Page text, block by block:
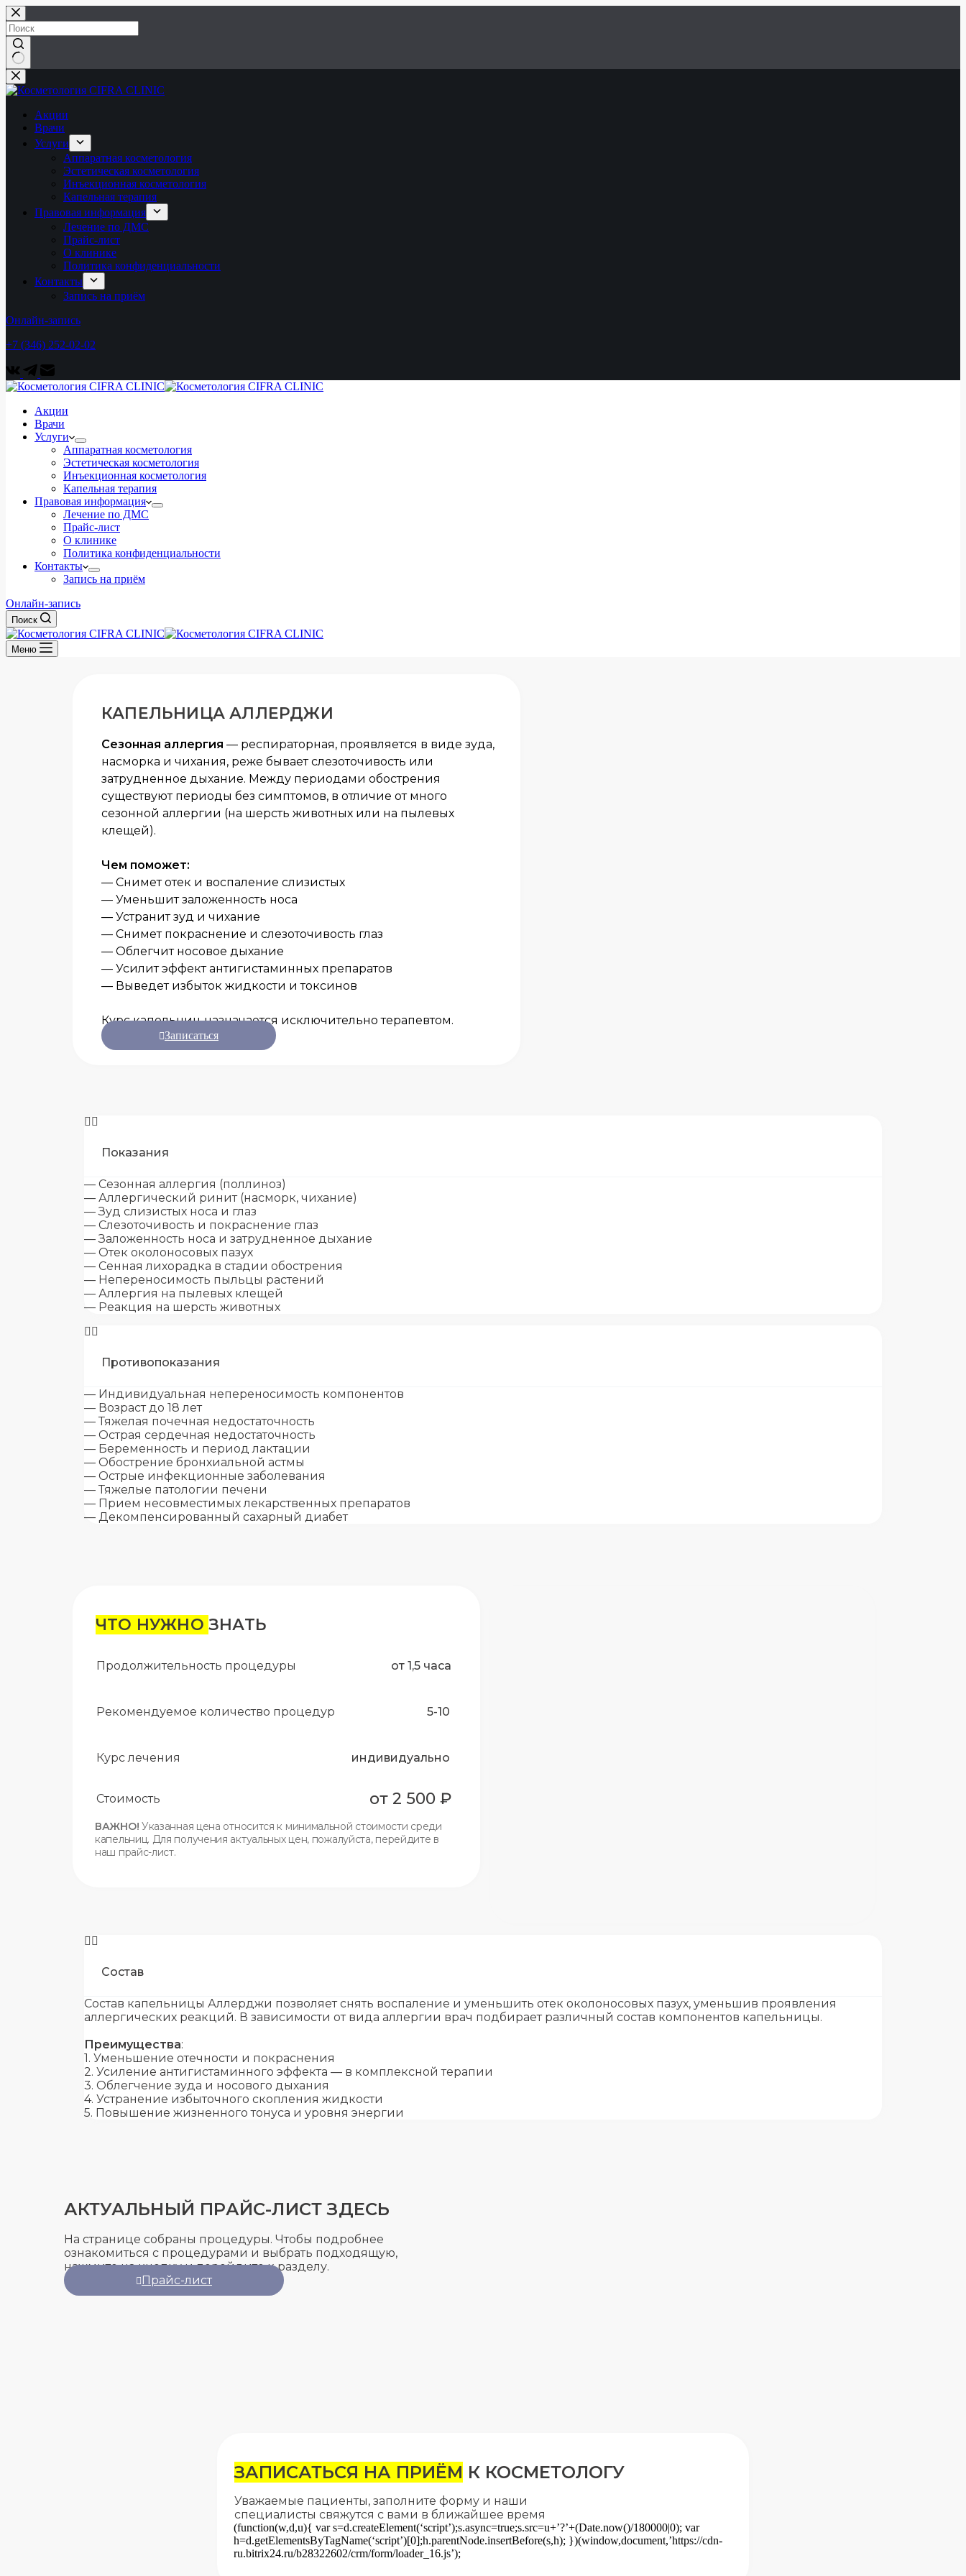
Перейти
к
сути
Ничего
не
Акции
Врачи
Услуги
Аппаратная косметология
Эстетическая косметология
Инъекционная косметология
Капельная терапия
Правовая информация
Лечение по ДМС
Прайс-лист
О клинике
Политика конфиденциальности
Контакты
Запись на приём
Онлайн-запись
+7 (346) 252-02-02
Акции
Врачи
Услуги
Аппаратная косметология
Эстетическая косметология
Инъекционная косметология
Капельная терапия
Правовая информация
Лечение по ДМС
Прайс-лист
О клинике
Политика конфиденциальности
Контакты
Запись на приём
Онлайн-запись
Поиск
Меню
КАПЕЛЬНИЦА АЛЛЕРДЖИ
Сезонная аллергия — респираторная, проявляется в виде зуда,
насморка и чихания, реже бывает слезоточивость или
затрудненное дыхание. Между периодами обострения
существуют периоды без симптомов, в отличие от много
сезонной аллергии (на шерсть животных или на пылевых
клещей).
Чем поможет:
— Снимет отек и воспаление слизистых
— Уменьшит заложенность носа
— Устранит зуд и чихание
— Снимет покраснение и слезоточивость глаз
— Облегчит носовое дыхание
— Усилит эффект антигистаминных препаратов
— Выведет избыток жидкости и токсинов
Курс капельниц назначается исключительно терапевтом.
Записаться
Показания
— Сезонная аллергия (поллиноз)
— Аллергический ринит (насморк, чихание)
— Зуд слизистых носа и глаз
— Слезоточивость и покраснение глаз
— Заложенность носа и затрудненное дыхание
— Отек околоносовых пазух
— Сенная лихорадка в стадии обострения
— Непереносимость пыльцы растений
— Аллергия на пылевых клещей
— Реакция на шерсть животных
Противопоказания
— Индивидуальная непереносимость компонентов
— Возраст до 18 лет
— Тяжелая почечная недостаточность
— Острая сердечная недостаточность
— Беременность и период лактации
— Обострение бронхиальной астмы
— Острые инфекционные заболевания
— Тяжелые патологии печени
— Прием несовместимых лекарственных препаратов
— Декомпенсированный сахарный диабет
ЧТО НУЖНО ЗНАТЬ
Продолжительность процедуры от 1,5 часа
Рекомендуемое количество процедур 5-10
Курс лечения индивидуально
Стоимость от 2 500 ₽
ВАЖНО! Указанная цена относится к минимальной стоимости среди
капельниц. Для получения актуальных цен, пожалуйста, перейдите в
наш прайс-лист.
Состав
Состав капельницы Аллерджи позволяет снять воспаление и уменьшить отек околоносовых пазух, уменьшив проявления
аллергических реакций. В зависимости от вида аллергии врач подбирает различный состав компонентов капельницы.
Преимущества:
1. Уменьшение отечности и покраснения
2. Усиление антигистаминного эффекта — в комплексной терапии
3. Облегчение зуда и носового дыхания
4. Устранение избыточного скопления жидкости
5. Повышение жизненного тонуса и уровня энергии
АКТУАЛЬНЫЙ ПРАЙС-ЛИСТ ЗДЕСЬ
На странице собраны процедуры. Чтобы подробнее
ознакомиться с процедурами и выбрать подходящую,
нажмите на кнопку и перейдите к разделу.
Прайс-лист
ЗАПИСАТЬСЯ НА ПРИЁМ К КОСМЕТОЛОГУ
Уважаемые пациенты, заполните форму и наши
специалисты свяжутся с вами в ближайшее время
(function(w,d,u){ var s=d.createElement(‘script’);s.async=true;s.src=u+’?’+(Date.now()/180000|0); var
h=d.getElementsByTagName(‘script’)[0];h.parentNode.insertBefore(s,h); })(window,document,’https://cdn-
ru.bitrix24.ru/b28322602/crm/form/loader_16.js’);